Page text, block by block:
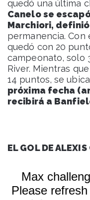
quedó una última
Canelo se
Marchiori,
permanencia. Con
quedó con 20
campeonato, solo
River. Mientras
14 puntos, se
próxima fecha
recibirá a
EL GOL DE